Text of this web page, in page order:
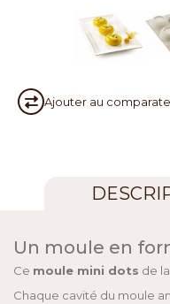
Ajouter au
Un moule en
Ce moule mini dots de
Chaque cavité du moule